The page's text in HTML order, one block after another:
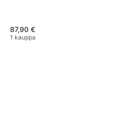
87,90 €
1 kauppa